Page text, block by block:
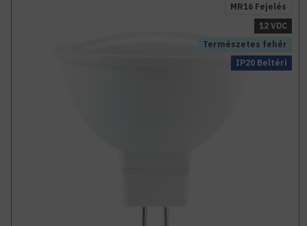
Természetes fehér
MR16 Fejelés
IP20 Beltéri
12 VDC